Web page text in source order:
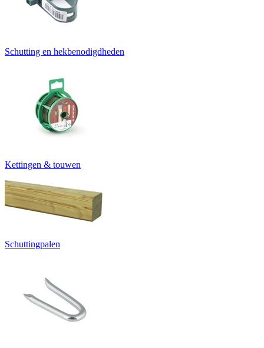
Schutting en hekbenodigdheden
Kettingen & touwen
Schuttingpalen